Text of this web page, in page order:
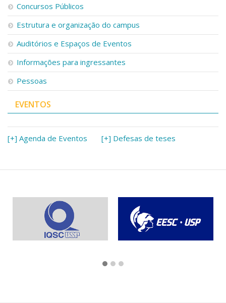
Concursos Públicos
Estrutura e organização do campus
Auditórios e Espaços de Eventos
Informações para ingressantes
Pessoas
EVENTOS
[+] Agenda de Eventos [+] Defesas de teses